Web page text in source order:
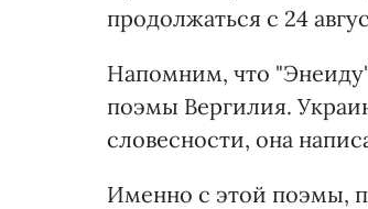
продолжаться с 24
Напомним, что
поэмы Вергилия.
словесности, она
Именно с этой поэмы,